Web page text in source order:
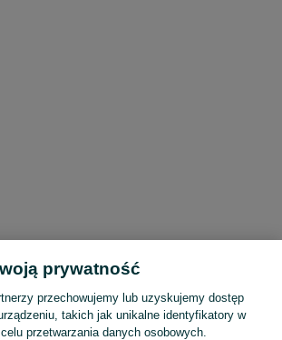
prywatność
przechowujemy lub uzyskujemy dostęp
takich jak unikalne identyfikatory w
przetwarzania danych osobowych.